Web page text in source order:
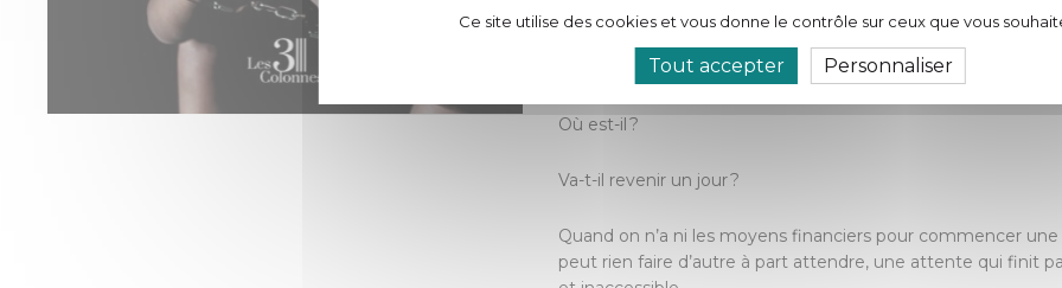
Très tôt, elle a dû apprendre à encaisser les coups et à aimer
En effet, à neuf ans, son monde s’écroule quand son père,
Où est-il ?
Va-t-il revenir un jour ?
Quand on n’a ni les moyens financiers pour commencer
peut rien faire d’autre à part attendre, une attente qui finit
Ce site utilise des cookies et vous donne le contrôle sur ceux que vous
Tout accepter Personnaliser